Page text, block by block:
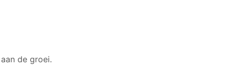
de groei.